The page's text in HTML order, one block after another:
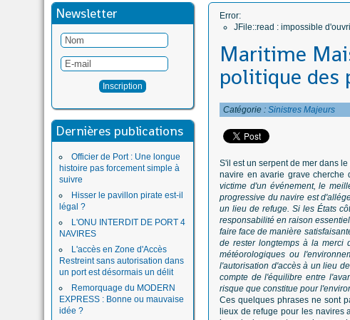
Newsletter
Dernières publications
Officier de Port : Une longue
histoire pas forcement simple à
suivre
Hisser le pavillon pirate est-il
légal ?
L'ONU INTERDIT DE PORT 4
NAVIRES
L'accès en Zone d'Accès
Restreint sans autorisation dans
un port est désormais un délit
Remorquage du MODERN
EXPRESS : Bonne ou mauvaise
idée ?
Error:
JFile::read : impossible
Maritime
politique des
Catégorie : Sinistres Majeurs
S'il est un serpent de mer dans
navire en avarie grave cherche
victime d'un événement, le
progressive du navire est
un lieu de refuge. Si les États
responsabilité en raison
faire face de manière
de rester longtemps à la merci
météorologiques ou
l'autorisation d'accès à un lieu
compte de l'équilibre entre
risque que constitue pour
Ces quelques phrases ne sont
lieux de refuge pour les navires